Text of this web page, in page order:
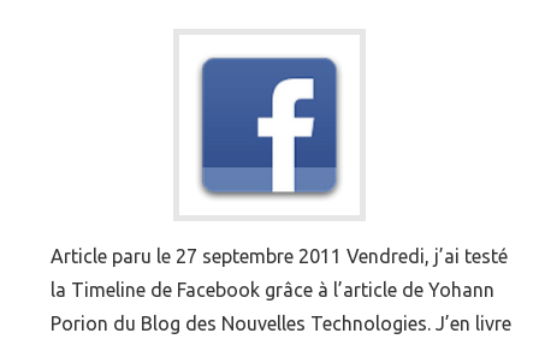
Article paru le 27 septembre 2011 Vendredi, j’ai testé
la Timeline de Facebook grâce à l’article de Yohann
Porion du Blog des Nouvelles Technologies. J’en livre